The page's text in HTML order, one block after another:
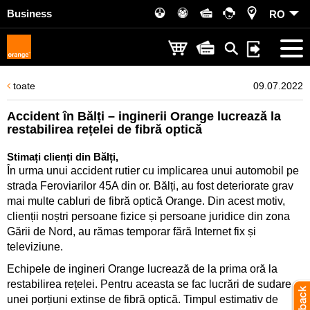
Business RO
toate 09.07.2022
Accident în Bălți – inginerii Orange lucrează la
restabilirea rețelei de fibră optică
Stimați clienți din Bălți,
În urma unui accident rutier cu implicarea unui automobil pe
strada Feroviarilor 45A din or. Bălți, au fost deteriorate grav
mai multe cabluri de fibră optică Orange. Din acest motiv,
clienții noștri persoane fizice și persoane juridice din zona
Gării de Nord, au rămas temporar fără Internet fix și
televiziune.
Echipele de ingineri Orange lucrează de la prima oră la
restabilirea rețelei. Pentru aceasta se fac lucrări de sudare a
unei porțiuni extinse de fibră optică. Timpul estimativ de